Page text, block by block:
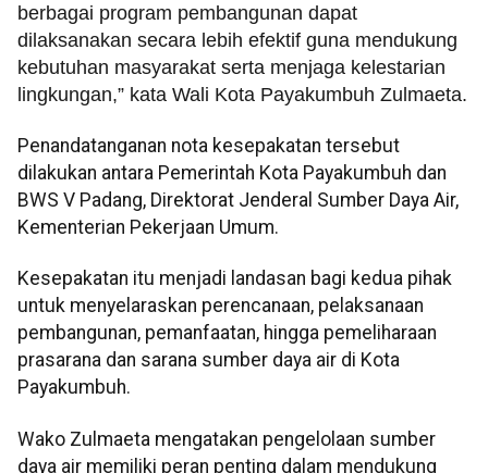
berbagai program pembangunan dapat
dilaksanakan secara lebih efektif guna mendukung
kebutuhan masyarakat serta menjaga kelestarian
lingkungan,” kata Wali Kota Payakumbuh Zulmaeta.
Penandatanganan nota kesepakatan tersebut
dilakukan antara Pemerintah Kota Payakumbuh dan
BWS V Padang, Direktorat Jenderal Sumber Daya Air,
Kementerian Pekerjaan Umum.
Kesepakatan itu menjadi landasan bagi kedua pihak
untuk menyelaraskan perencanaan, pelaksanaan
pembangunan, pemanfaatan, hingga pemeliharaan
prasarana dan sarana sumber daya air di Kota
Payakumbuh.
Wako Zulmaeta mengatakan pengelolaan sumber
daya air memiliki peran penting dalam mendukung